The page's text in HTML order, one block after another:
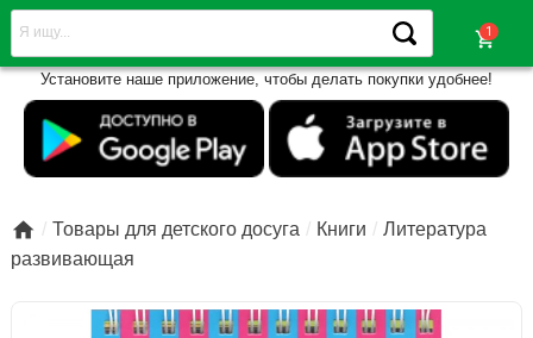
shopping_cart
Установите наше приложение, чтобы делать покупки удобнее!
 Товары для детского досуга Книги
Литература
развивающая